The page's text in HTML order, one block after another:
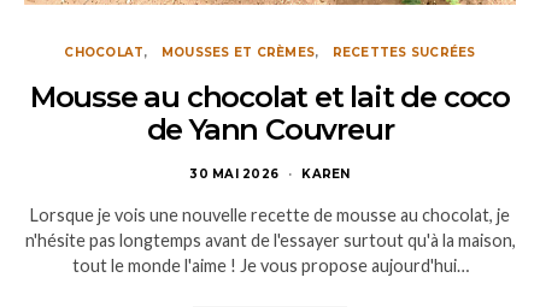
CHOCOLAT MOUSSES ET CRÈMES RECETTES SUCRÉES
Mousse au chocolat et lait de coco
de Yann Couvreur
30 MAI 2026 KAREN
Lorsque je vois une nouvelle recette de mousse au chocolat, je
n'hésite pas longtemps avant de l'essayer surtout qu'à la maison,
tout le monde l'aime ! Je vous propose aujourd'hui…